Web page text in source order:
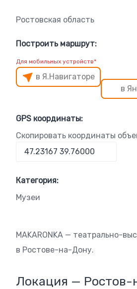
Ростовская область
Построить маршрут:
Для мобильных устройств*
в Я.Навигаторе
в
GPS координаты:
Скопировать координаты
Категория:
Музеи
MAKARONKA — театрально-
в Ростове-на-Дону.
Локация — Ростов-